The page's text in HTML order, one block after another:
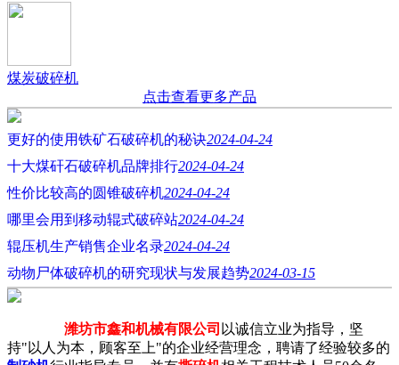
煤炭破碎机
点击查看更多产品
更好的使用铁矿石破碎机的秘诀2024-04-24
十大煤矸石破碎机品牌排行2024-04-24
性价比较高的圆锥破碎机2024-04-24
哪里会用到移动辊式破碎站2024-04-24
辊压机生产销售企业名录2024-04-24
动物尸体破碎机的研究现状与发展趋势2024-03-15
潍坊市鑫和机械有限公司 以诚信立业为指导，坚
持"以人为本，顾客至上"的企业经营理念，聘请了经验较多的